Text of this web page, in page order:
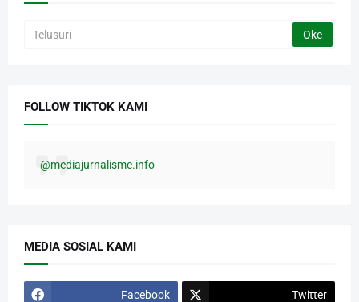
FOLLOW TIKTOK KAMI
@mediajurnalisme.info
MEDIA SOSIAL KAMI
Facebook Twitter